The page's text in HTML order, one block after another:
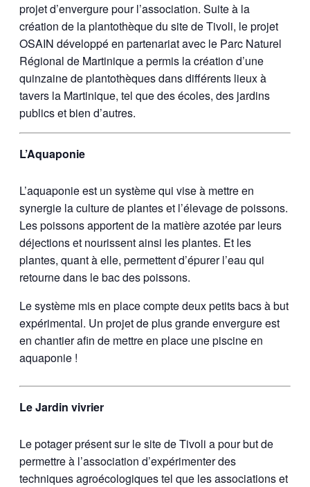
projet d’envergure pour l’association. Suite à la
création de la plantothèque du site de Tivoli, le projet
OSAIN développé en partenariat avec le Parc Naturel
Régional de Martinique a permis la création d’une
quinzaine de plantothèques dans différents lieux à
tavers la Martinique, tel que des écoles, des jardins
publics et bien d’autres.
L’Aquaponie
L’aquaponie est un système qui vise à mettre en
synergie la culture de plantes et l’élevage de poissons.
Les poissons apportent de la matière azotée par leurs
déjections et nourissent ainsi les plantes. Et les
plantes, quant à elle, permettent d’épurer l’eau qui
retourne dans le bac des poissons.
Le système mis en place compte deux petits bacs à but
expérimental. Un projet de plus grande envergure est
en chantier afin de mettre en place une piscine en
aquaponie !
Le Jardin vivrier
Le potager présent sur le site de Tivoli a pour but de
permettre à l’association d’expérimenter des
techniques agroécologiques tel que les associations et